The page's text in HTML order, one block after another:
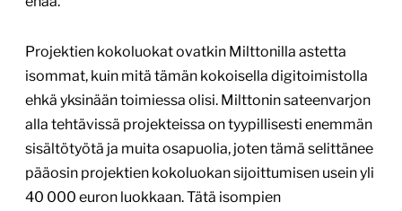
Projektien kokoluokat ovatkin Milttonilla astetta
isommat, kuin mitä tämän kokoisella digitoimistolla
ehkä yksinään toimiessa olisi. Milttonin sateenvarjon
alla tehtävissä projekteissa on tyypillisesti enemmän
sisältötyötä ja muita osapuolia, joten tämä selittänee
pääosin projektien kokoluokan sijoittumisen usein yli
40 000 euron luokkaan. Tätä isompien